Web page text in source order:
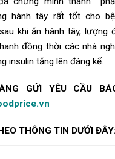
hành tây rất tốt cho
khi ăn hành tây, lượng
đồng thời các nhà
insulin tăng lên đáng kể.
GỬI YÊU CẦU
THÔNG TIN DƯỚI ĐÂY: